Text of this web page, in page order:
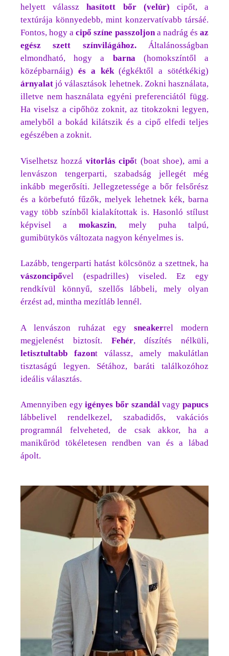
helyett válasszhasított bőr (velúr) cipőt, a
textúrája könnyedebb, mint konzervatívabb társáé.
Fontos, hogy acipő színe passzoljona nadrág ésaz
egész szett színvilágához.Általánosságban
elmondható, hogy a barna (homokszíntől a
középbarnáig) és a kék(égkéktől a sötétkékig)
árnyalatjó választások lehetnek. Zokni használata,
illetve nem használata egyéni preferenciától függ.
Ha viselsz a cipőhöz zoknit, az titokzokni legyen,
amelyből a bokád kilátszik és a cipő elfedi teljes
egészében a zoknit.
Viselhetsz hozzá vitorlás cipőt (boat shoe), ami a
lenvászon tengerparti, szabadság jellegét még
inkább megerősíti. Jellegzetessége a bőr felsőrész
és a körbefutó fűzők, melyek lehetnek kék, barna
vagy több színből kialakítottak is. Hasonló stílust
képvisel amokaszin, mely puha talpú,
gumibütykös változata nagyon kényelmes is.
Lazább, tengerparti hatást kölcsönöz a szettnek, ha
vászoncipővel (espadrilles) viseled. Ez egy
rendkívül könnyű, szellős lábbeli, mely olyan
érzést ad, mintha mezítláb lennél.
A lenvászon ruházat egy sneakerrel modern
megjelenést biztosít. Fehér, díszítés nélküli,
letisztultabb fazont válassz, amely makulátlan
tisztaságú legyen. Sétához, baráti találkozóhoz
ideális választás.
Amennyiben egyigényes bőr szandálvagypapucs
lábbelivel rendelkezel, szabadidős, vakációs
programnál felveheted, de csak akkor, ha a
manikűröd tökéletesen rendben van és a lábad
ápolt.